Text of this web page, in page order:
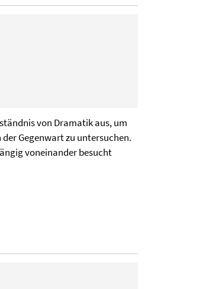
von Dramatik aus, um
Gegenwart zu untersuchen.
voneinander besucht